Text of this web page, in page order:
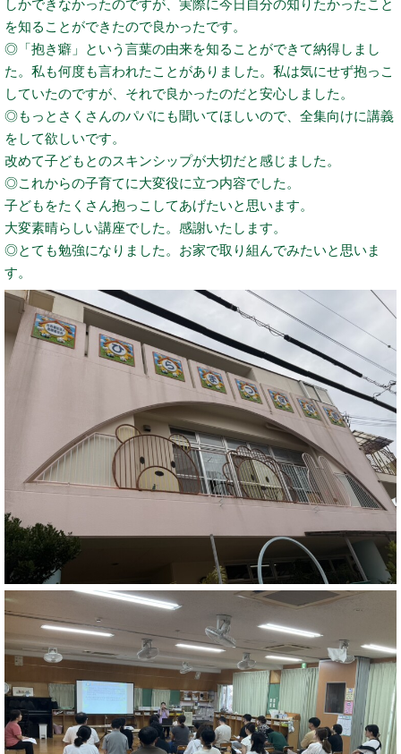
しかできなかったのですが、実際に今日自分の知りたかったこと
を知ることができたので良かったです。
◎「抱き癖」という言葉の由来を知ることができて納得しまし
た。私も何度も言われたことがありました。私は気にせず抱っこ
していたのですが、それで良かったのだと安心しました。
◎もっとさくさんのパパにも聞いてほしいので、全集向けに講義
をして欲しいです。
改めて子どもとのスキンシップが大切だと感じました。
◎これからの子育てに大変役に立つ内容でした。
子どもをたくさん抱っこしてあげたいと思います。
大変素晴らしい講座でした。感謝いたします。
◎とても勉強になりました。お家で取り組んでみたいと思いま
す。